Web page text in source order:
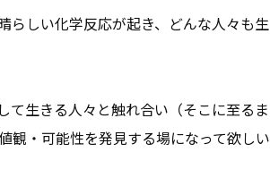
らしい化学反応が起き、どんな人々も生
て生きる人々と触れ合い（そこに至るま
観・可能性を発見する場になって欲しい